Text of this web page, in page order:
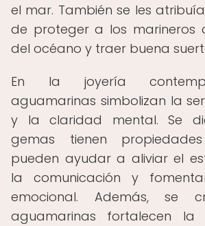
el mar. También se les
de proteger a los marineros
del océano y traer buena
En la joyería
aguamarinas simbolizan la
y la claridad mental. Se
gemas tienen
pueden ayudar a aliviar el
la comunicación y
emocional. Además, se
aguamarinas fortalecen